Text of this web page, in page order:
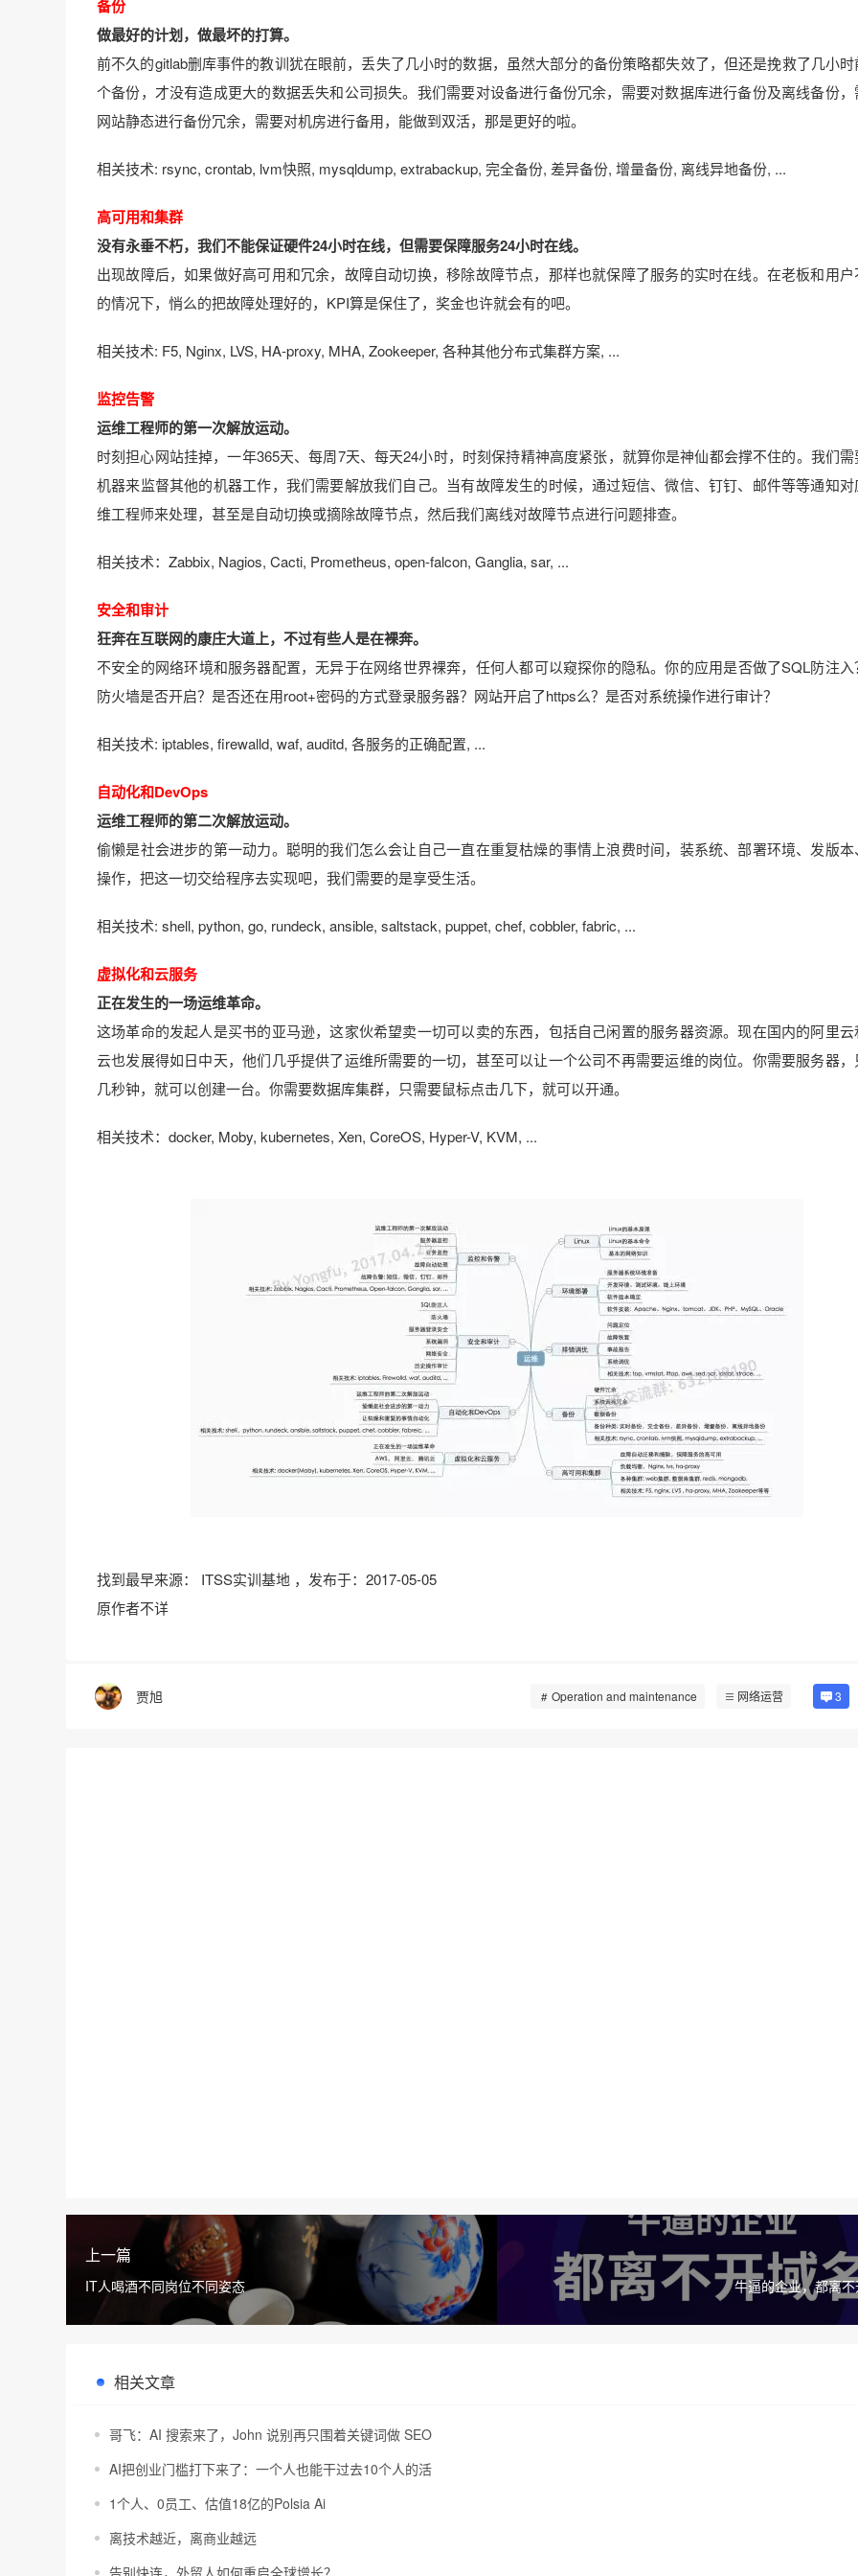
备份
做最好的计划，做最坏的打算。
前不久的gitlab删库事件的教训犹在眼前，丢失了几小时的数据，虽然大部分的备份策略都失效了，但还是挽救了几小
个备份，才没有造成更大的数据丢失和公司损失。我们需要对设备进行备份冗余，需要对数据库进行备份及离线备份
网站静态进行备份冗余，需要对机房进行备用，能做到双活，那是更好的啦。
相关技术: rsync, crontab, lvm快照, mysqldump, extrabackup, 完全备份, 差异备份, 增量备份, 离线异地备份, ...
高可用和集群
没有永垂不朽，我们不能保证硬件24小时在线，但需要保障服务24小时在线。
出现故障后，如果做好高可用和冗余，故障自动切换，移除故障节点，那样也就保障了服务的实时在线。在老板和用
的情况下，悄么的把故障处理好的，KPI算是保住了，奖金也许就会有的吧。
相关技术: F5, Nginx, LVS, HA-proxy, MHA, Zookeeper, 各种其他分布式集群方案, ...
监控告警
运维工程师的第一次解放运动。
时刻担心网站挂掉，一年365天、每周7天、每天24小时，时刻保持精神高度紧张，就算你是神仙都会撑不住的。我们
机器来监督其他的机器工作，我们需要解放我们自己。当有故障发生的时候，通过短信、微信、钉钉、邮件等等通知
维工程师来处理，甚至是自动切换或摘除故障节点，然后我们离线对故障节点进行问题排查。
相关技术：Zabbix, Nagios, Cacti, Prometheus, open-falcon, Ganglia, sar, ...
安全和审计
狂奔在互联网的康庄大道上，不过有些人是在裸奔。
不安全的网络环境和服务器配置，无异于在网络世界裸奔，任何人都可以窥探你的隐私。你的应用是否做了SQL防注
防火墙是否开启？是否还在用root+密码的方式登录服务器？网站开启了https么？是否对系统操作进行审计？
相关技术: iptables, firewalld, waf, auditd, 各服务的正确配置, ...
自动化和DevOps
运维工程师的第二次解放运动。
偷懒是社会进步的第一动力。聪明的我们怎么会让自己一直在重复枯燥的事情上浪费时间，装系统、部署环境、发版
操作，把这一切交给程序去实现吧，我们需要的是享受生活。
相关技术: shell, python, go, rundeck, ansible, saltstack, puppet, chef, cobbler, fabric, ...
虚拟化和云服务
正在发生的一场运维革命。
这场革命的发起人是买书的亚马逊，这家伙希望卖一切可以卖的东西，包括自己闲置的服务器资源。现在国内的阿里
云也发展得如日中天，他们几乎提供了运维所需要的一切，甚至可以让一个公司不再需要运维的岗位。你需要服务器
几秒钟，就可以创建一台。你需要数据库集群，只需要鼠标点击几下，就可以开通。
相关技术：docker, Moby, kubernetes, Xen, CoreOS, Hyper-V, KVM, ...
找到最早来源： ITSS实训基地 ，发布于：2017-05-05
原作者不详
贾旭 Operation and maintenance 网络运营 3
上一篇
IT人喝酒不同岗位不同姿态 牛逼的企业，都离
相关文章
哥飞：AI 搜索来了，John 说别再只围着关键词做 SEO
AI把创业门槛打下来了：一个人也能干过去10个人的活
1个人、0员工、估值18亿的Polsia Ai
离技术越近，离商业越远
告别快连，外贸人如何重启全球增长？